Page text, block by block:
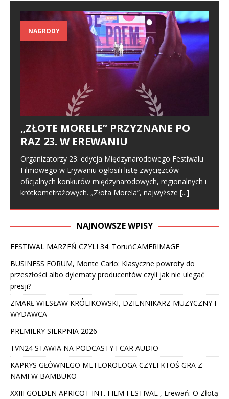
NAGRODY
„ZŁOTE MORELE” PRZYZNANE PO
RAZ 23. W EREWANIU
Organizatorzy 23. edycja Międzynarodowego Festiwalu
Filmowego w Erywaniu ogłosili listę zwycięzców
oficjalnych konkurów międzynarodowych, regionalnych i
krótkometrażowych. „Złota Morela”, najwyższe [...]
NAJNOWSZE WPISY
FESTIWAL MARZEŃ CZYLI 34. ToruńCAMERIMAGE
BUSINESS FORUM, Monte Carlo: Klasyczne powroty do
przeszłości albo dylematy producentów czyli jak nie ulegać
presji?
ZMARŁ WIESŁAW KRÓLIKOWSKI, DZIENNIKARZ MUZYCZNY I
WYDAWCA
PREMIERY SIERPNIA 2026
TVN24 STAWIA NA PODCASTY I CAR AUDIO
KAPRYS GŁÓWNEGO METEOROLOGA CZYLI KTOŚ GRA Z
NAMI W BAMBUKO
XXIII GOLDEN APRICOT INT. FILM FESTIVAL , Erewań: O Złotą